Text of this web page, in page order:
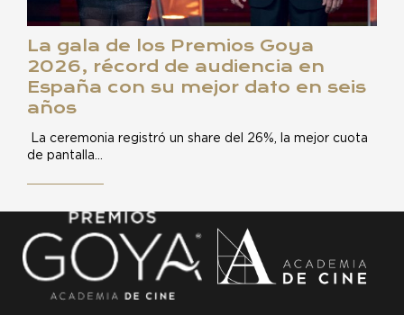
La gala de los Premios Goya
2026, récord de audiencia en
España con su mejor dato en seis
años
La ceremonia registró un share del 26%, la mejor cuota
de pantalla…